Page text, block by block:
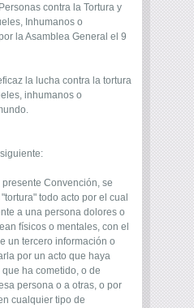
contra la Tortura y
Inhumanos o
la Asamblea General el 9
la lucha contra la tortura
inhumanos o
presente Convención, se
todo acto por el cual
a una persona dolores o
físicos o mentales, con el
un tercero información o
por un acto que haya
ha cometido, o de
persona o a otras, o por
cualquier tipo de